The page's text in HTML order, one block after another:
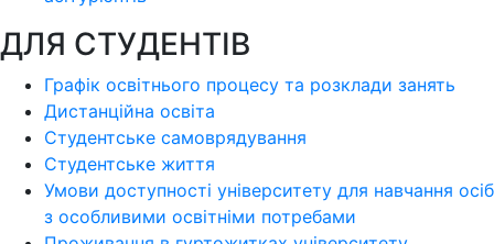
ДЛЯ СТУДЕНТІВ
Графік освітнього процесу та розклади занять
Дистанційна освіта
Студентське самоврядування
Студентське життя
Умови доступності університету для навчання осіб
з особливими освітніми потребами